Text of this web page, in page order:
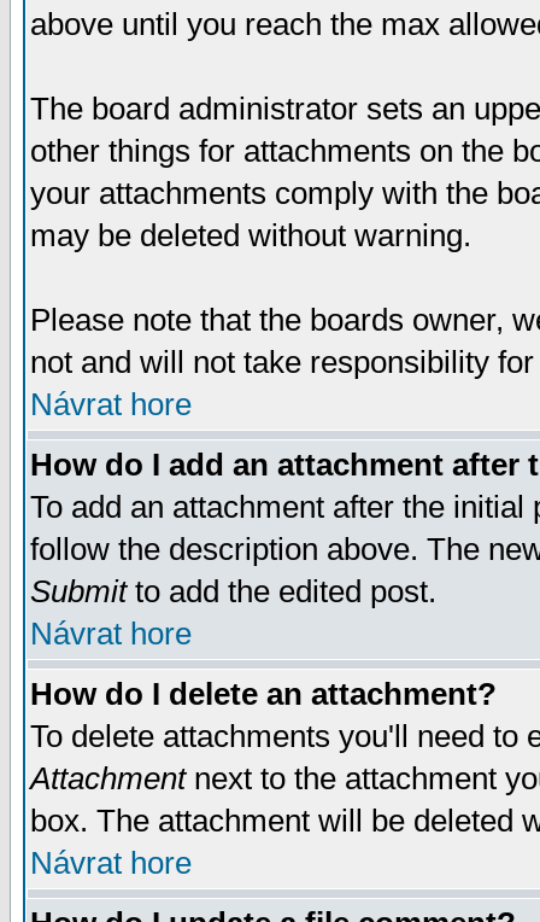
above until you reach the max
The board administrator sets an
other things for attachments on the
your attachments comply with the
may be deleted without warning.
Please note that the boards owner,
not and will not take responsibility
Návrat hore
How do I add an attachment after
To add an attachment after the
follow the description above. The
Submitto add the edited post.
Návrat hore
How do I delete an attachment?
To delete attachments you'll need
Attachmentnext to the attachment
box. The attachment will be deleted
Návrat hore